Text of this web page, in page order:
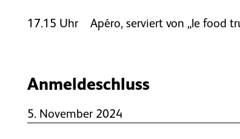
17.15 Uhr Apéro, serviert von „le food
Anmeldeschluss
5. November 2024